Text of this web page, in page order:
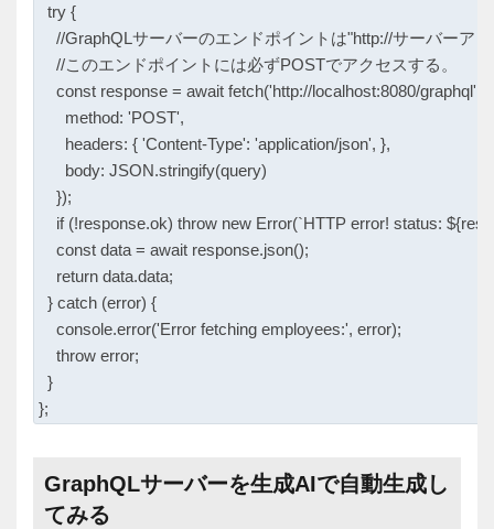
  try {
//GraphQLサーバーのエンドポイントは"http://サーバーア
    //このエンドポイントには必ずPOSTでアクセスする。
    const response = await fetch('http://localhost:8080/graphql', {
      method: 'POST',
      headers: { 'Content-Type': 'application/json', },
      body: JSON.stringify(query)
    });
if (!response.ok) throw new Error(`HTTP error! status:
    const data = await response.json();
    return data.data;
  } catch (error) {
    console.error('Error fetching employees:', error);
    throw error;
  }
GraphQLサーバーを生成AIで自動生成し
てみる